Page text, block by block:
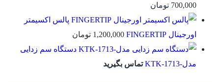
700,000 تومان
پالس اکسیمتر
اورجینال FINGERTIP
1,200,000 تومان
دستگاه سم زدایی
مدل-KTK-1713
تماس بگیرید